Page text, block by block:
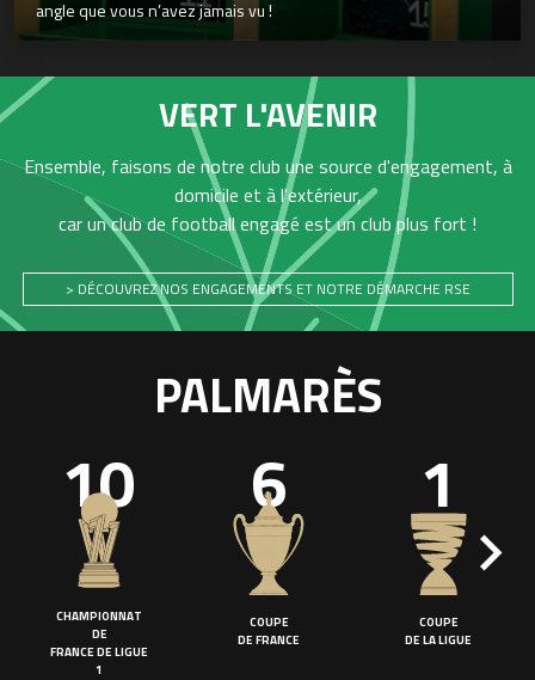
angle que vous n’avez jamais vu !
VERT L'AVENIR
Ensemble, faisons de notre club une source d'engagement, à
domicile et à l'extérieur,
car un club de football engagé est un club plus fort !
> DÉCOUVREZ NOS ENGAGEMENTS ET NOTRE DÉMARCHE RSE
PALMARÈS
10
CHAMPIONNAT
DE
FRANCE DE LIGUE
1
6
COUPE
DE FRANCE
1
COUPE
DE LA LIGUE